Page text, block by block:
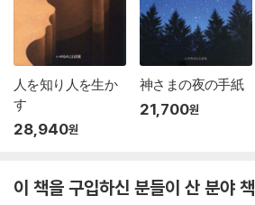
人を知り人を生か
す
28,940원
神さまの夜の手紙
21,700원
이 책을 구입하신 분들이 산 분야 책